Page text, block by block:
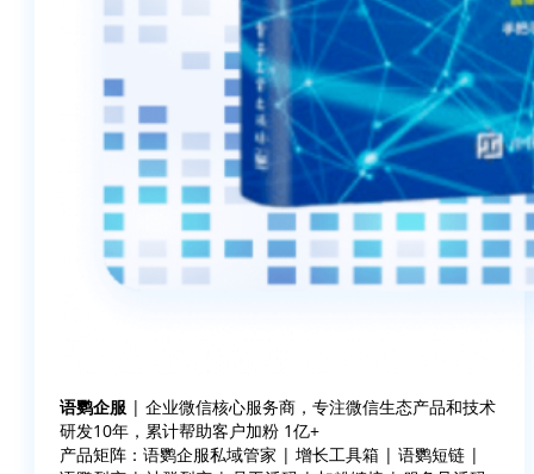
语鹦企服 | 企业微信核心服务商，专注微信生态产品和技术
研发10年，累计帮助客户加粉 1亿+
产品矩阵：语鹦企服私域管家 | 增长工具箱 | 语鹦短链 |